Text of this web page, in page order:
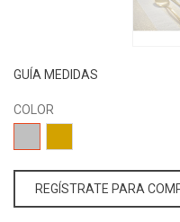
GUÍA MEDIDAS
COLOR
PLATADORADO
REGÍSTRATE PARA